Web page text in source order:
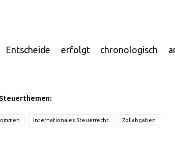
erfolgt chronologisch
Internationales Steuerrecht Zollabgaben